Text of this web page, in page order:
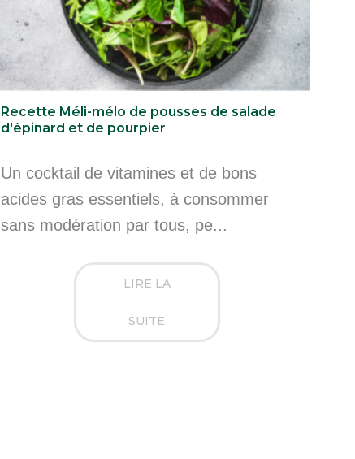
Recette Méli-mélo de pousses de salade
d'épinard et de pourpier
Un cocktail de vitamines et de bons
acides gras essentiels, à consommer
sans modération par tous, pe...
LIRE LA
SUITE